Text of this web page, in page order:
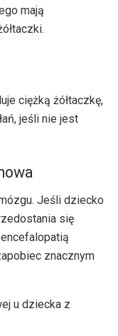
mają
ciężką żółtaczkę,
jeśli nie jest
Jeśli dziecko
się
znacznym
u dziecka z